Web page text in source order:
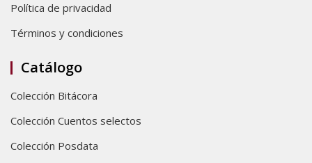
Política de privacidad
Términos y condiciones
Catálogo
Colección Bitácora
Colección Cuentos selectos
Colección Posdata